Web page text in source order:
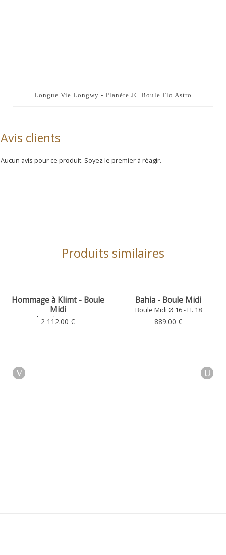
Longue Vie Longwy - Planète JC Boule Flo Astro
Avis clients
Aucun avis pour ce produit. Soyez le premier à réagir.
Produits similaires
Hommage à Klimt - Boule
Midi
Boule Midi Ø 16 - H. 18
2 112.00 €
Bahia - Boule Midi
Boule Midi Ø 16 - H. 18
889.00 €